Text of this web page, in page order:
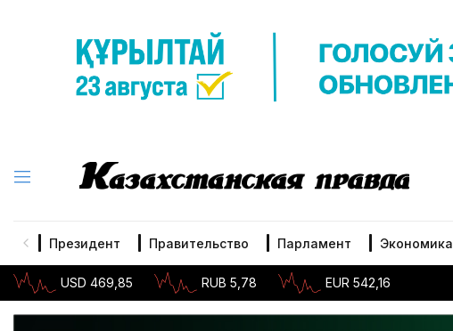
Президент Правительство Парламент Экономика
USD 469,85 RUB 5,78 EUR 542,16